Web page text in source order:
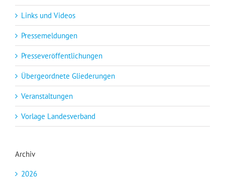
Links und Videos
Pressemeldungen
Presseveröffentlichungen
Übergeordnete Gliederungen
Veranstaltungen
Vorlage Landesverband
Archiv
2026